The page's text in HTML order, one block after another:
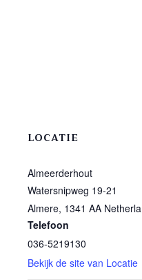
LOCATIE
Almeerderhout
Watersnipweg 19-21
Almere, 1341 AA
Telefoon
036-5219130
Bekijk de site van Locatie